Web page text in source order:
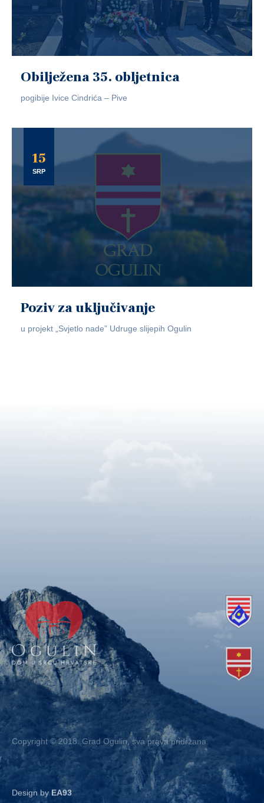
Obilježena 35. obljetnica
pogibije Ivice Cindrića – Pive
15
SRP
Poziv za uključivanje
u projekt „Svjetlo nade” Udruge slijepih Ogulin
Copyright © 2018. Grad Ogulin, sva prava pridržana.
Design byEA93